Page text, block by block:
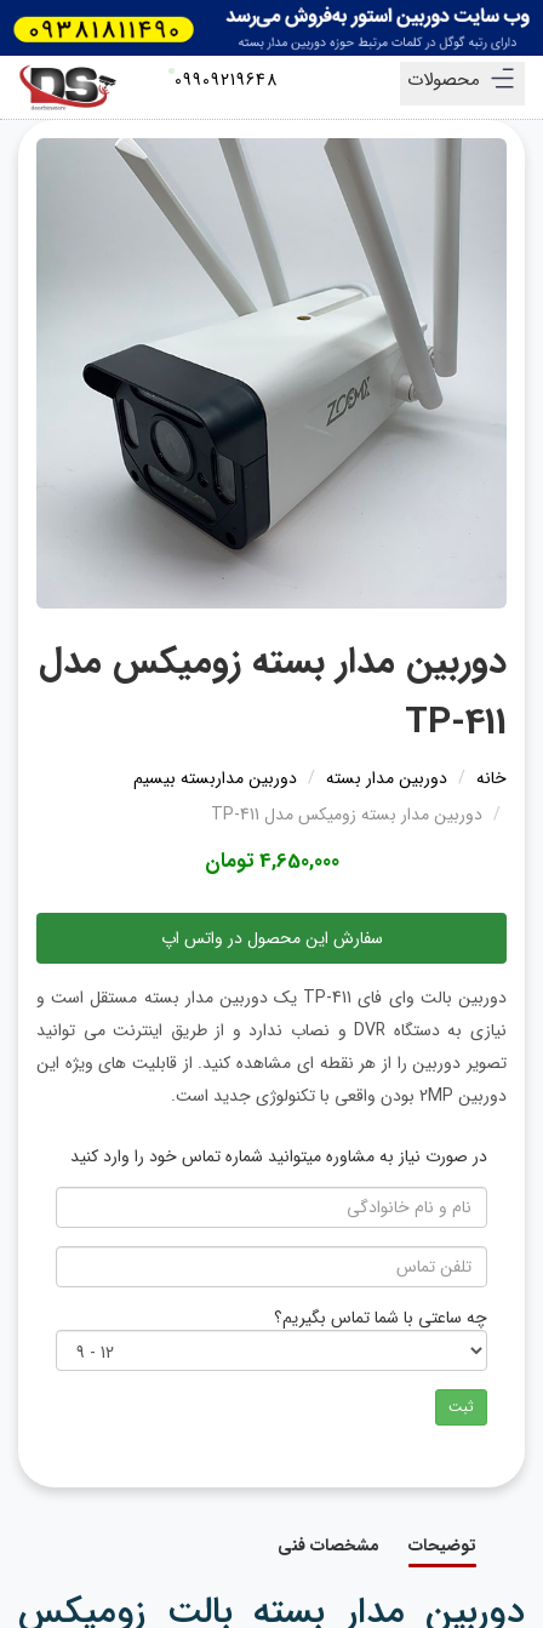
محصولات 09909219648
دوربین مدار بسته زومیکس مدل
TP-411
خانه دوربین مدار بسته
دوربین مداربسته بیسیم
دوربین مدار بسته زومیکس مدل TP-411
4,650,000 تومان
سفارش این محصول در واتس اپ
دوربین بالت وای فای TP-411 یک دوربین مدار بسته مستقل است و
نیازی به دستگاه DVR و نصاب ندارد و از طریق اینترنت می توانید
تصویر دوربین را از هر نقطه ای مشاهده کنید. از قابلیت های ویژه این
دوربین 2MP بودن واقعی با تکنولوژی جدید است.
در صورت نیاز به مشاوره میتوانید شماره تماس خود را وارد کنید
چه ساعتی با شما تماس بگیریم؟
ثبت
توضیحات مشخصات فنی
دوربین مدار بسته بالت زومیکس